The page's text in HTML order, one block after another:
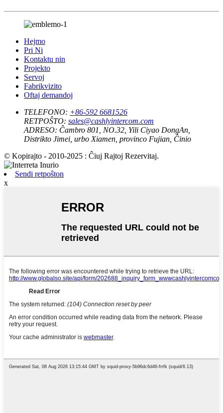
Hejmo
Pri Ni
Kontaktu nin
Projekto
Servoj
Fabrikvizito
Oftaj demandoj
TELEFONO: +86-592 6681526
RETPOŜTO: sales@cashlyintercom.com
ADRESO: Ĉambro 801, NO.32, Yili Ciyao DongAn,
Distrikto Jimei, urbo Xiamen, provinco Fujian, Ĉinio
© Kopirajto - 2010-2025 : Ĉiuj Rajtoj Rezervitaj.
Sendi retpoŝton
x